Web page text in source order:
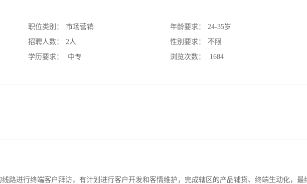
职位类别：
市场营销
招聘人数：
2人
学历要求：
中专
年龄要求：
24-35岁
性别要求：
不限
浏览次数：
1684
路进行终端客户拜访，有计划进行客户开发和客情维护，完成辖区的产品铺货、终端生动化，最